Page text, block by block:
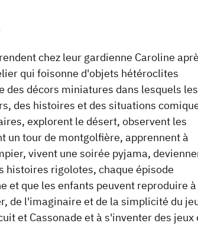
chez leur gardienne Caroline
qui foisonne d'objets hétéroclites
décors miniatures dans lesquels les
des histoires et des situations
explorent le désert, observent les
un tour de montgolfière, apprennent à
vivent une soirée pyjama,
histoires rigolotes, chaque épisode
et que les enfants peuvent reproduire à
de l'imaginaire et de la simplicité du
et Cassonade et à s'inventer des jeux